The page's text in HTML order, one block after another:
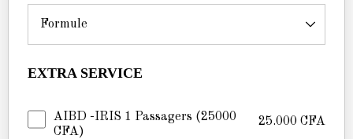
EXTRA SERVICE
AIBD -IRIS 1 Passagers (25000
CFA)
25.000 CFA